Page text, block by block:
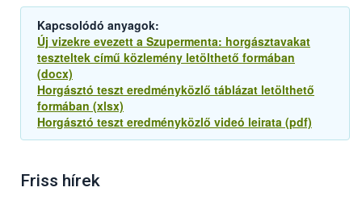
Kapcsolódó anyagok:
Új vizekre evezett a Szupermenta: horgásztavakat
teszteltek című közlemény letölthető formában
(docx)
Horgásztó teszt eredményközlő táblázat letölthető
formában (xlsx)
Horgásztó teszt eredményközlő videó leirata (pdf)
Friss hírek